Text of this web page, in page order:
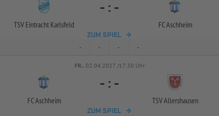
TSV Eintracht Karlsfeld
- : -
FC Aschheim
ZUM SPIEL
- - - -
FR.. 02.04.2027 /17:30 Uhr
FC Aschheim
- : -
TSV Allershausen
ZUM SPIEL